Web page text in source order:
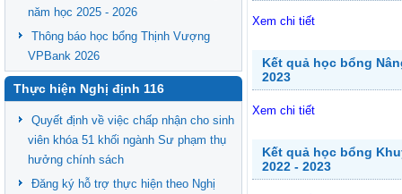
năm học 2025 - 2026
Thông báo học bổng Thịnh Vượng
VPBank 2026
Thực hiện Nghị định 116
Quyết định về việc chấp nhận cho sinh
viên khóa 51 khối ngành Sư phạm thụ
hưởng chính sách
Đăng ký hỗ trợ thực hiện theo Nghị
Xem chi tiết
Kết quả học bổng
2023
Xem chi tiết
Kết quả học bổng
2022 - 2023